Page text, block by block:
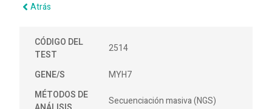
Atrás
CÓDIGO DEL
TEST
2514
GENE/S
MYH7
MÉTODOS DE
Secuenciación masiva (NGS)